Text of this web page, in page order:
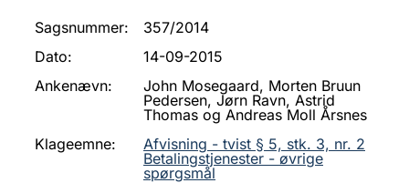
Sagsnummer:
357/2014
Dato:
14-09-2015
Ankenævn:
John Mosegaard, Morten Bruun
Pedersen, Jørn Ravn, Astrid
Thomas og Andreas Moll Årsnes
Klageemne:
Afvisning - tvist § 5, stk. 3, nr. 2
Betalingstjenester - øvrige
spørgsmål